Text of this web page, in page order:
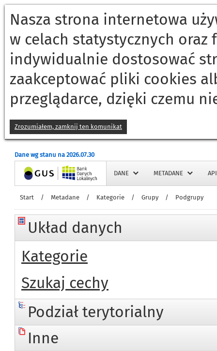
Nasza strona internetowa
w celach statystycznych
indywidualnie dostosować
zaakceptować pliki cookies
przeglądarce, dzięki czemu
Zrozumiałem, zamknij ten komunikat
Dane wg stanu na 2026.07.30
Strona główna DANE METADANE API
Start / Metadane / Kategorie / Grupy / Podgrupy
Układ danych
Kategorie
Szukaj cechy
Podział terytorialny
Inne